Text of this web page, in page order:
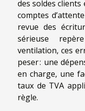
des soldes
comptes
revue des
sérieuse
ventilation, ces
peser : une
en charge, une
taux de TVA
règle.